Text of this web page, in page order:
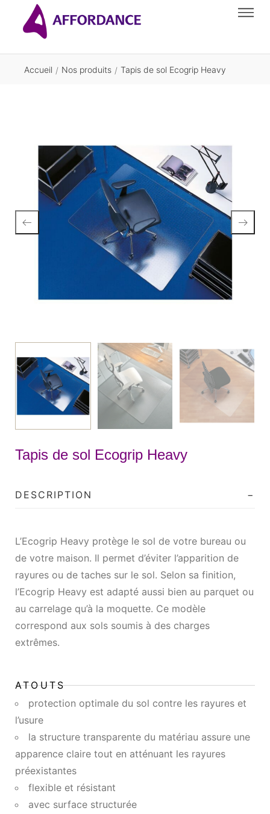
Accueil / Nos produits / Tapis de sol Ecogrip Heavy
Tapis de sol Ecogrip Heavy
DESCRIPTION
L’Ecogrip Heavy protège le sol de votre bureau ou
de votre maison. Il permet d’éviter l’apparition de
rayures ou de taches sur le sol. Selon sa finition,
l’Ecogrip Heavy est adapté aussi bien au parquet ou
au carrelage qu’à la moquette. Ce modèle
correspond aux sols soumis à des charges
extrêmes.
ATOUTS
protection optimale du sol contre les rayures et
l’usure
la structure transparente du matériau assure une
apparence claire tout en atténuant les rayures
préexistantes
flexible et résistant
avec surface structurée